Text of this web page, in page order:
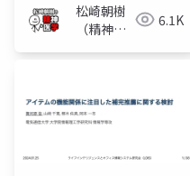
松崎朝樹
（精神科
6.1K